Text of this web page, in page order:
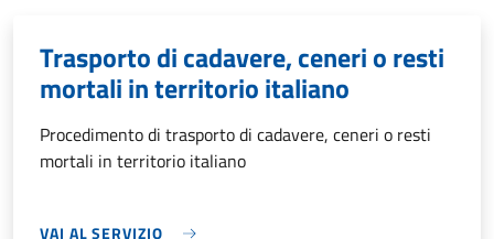
Trasporto di cadavere, ceneri o resti
mortali in territorio italiano
Procedimento di trasporto di cadavere, ceneri o resti
mortali in territorio italiano
VAI AL SERVIZIO